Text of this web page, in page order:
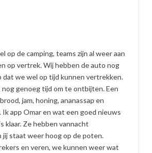
op de camping, teams zijn al weer aan
op vertrek. Wij hebben de auto nog
dat we wel op tijd kunnen vertrekken.
genoeg tijd om te ontbijten. Een
jam, honing, ananassap en
app Omar en wat een goed nieuws
klaar. Ze hebben vannacht
staat weer hoog op de poten.
en veren, we kunnen weer wat